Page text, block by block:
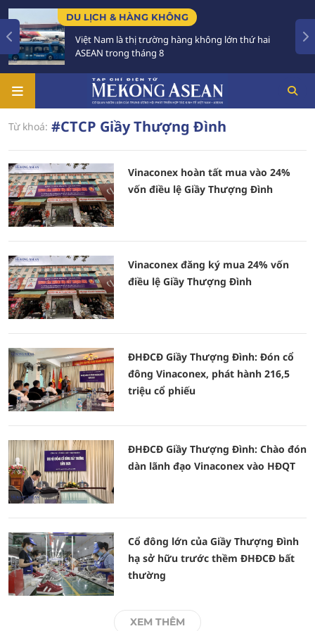
DU LỊCH & HÀNG KHÔNG
Việt Nam là thị trường hàng không lớn thứ hai
ASEAN trong tháng 8
Từ khoá: #CTCP Giầy Thượng Đình
Vinaconex hoàn tất mua vào 24%
vốn điều lệ Giầy Thượng Đình
Vinaconex đăng ký mua 24% vốn
điều lệ Giầy Thượng Đình
ĐHĐCĐ Giầy Thượng Đình: Đón cổ
đông Vinaconex, phát hành 216,5
triệu cổ phiếu
ĐHĐCĐ Giầy Thượng Đình: Chào đón
dàn lãnh đạo Vinaconex vào HĐQT
Cổ đông lớn của Giầy Thượng Đình
hạ sở hữu trước thềm ĐHĐCĐ bất
thường
XEM THÊM